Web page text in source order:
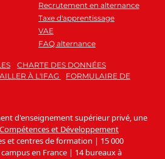
Recrutement en alternance
Taxe d'apprentissage
VAE
FAQ alternance
CHARTE DES DONNÉES
À L'IFAG
FORMULAIRE DE